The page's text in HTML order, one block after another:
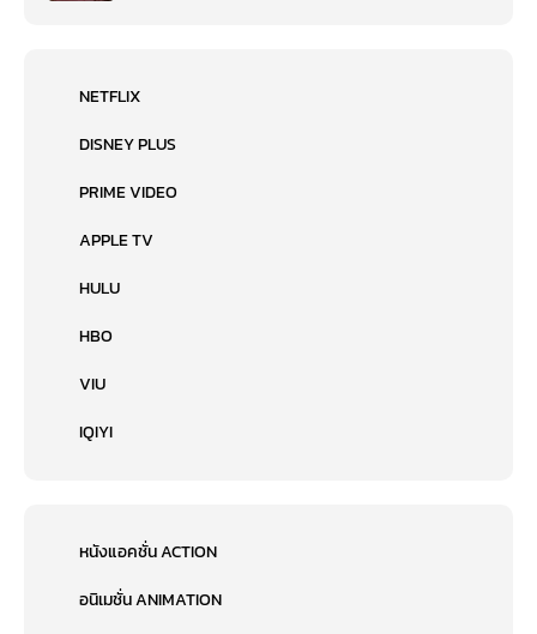
NETFLIX
DISNEY PLUS
PRIME VIDEO
APPLE TV
HULU
HBO
VIU
IQIYI
หนังแอคชั่น ACTION
อนิเมชั่น ANIMATION